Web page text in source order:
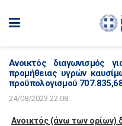
Ανοικτός διαγωνισμός
προμήθειας υγρών
πρoϋπoλoγισμoύ
24/08/2023 22:08
Ανοικτός (άνω των ορίων)